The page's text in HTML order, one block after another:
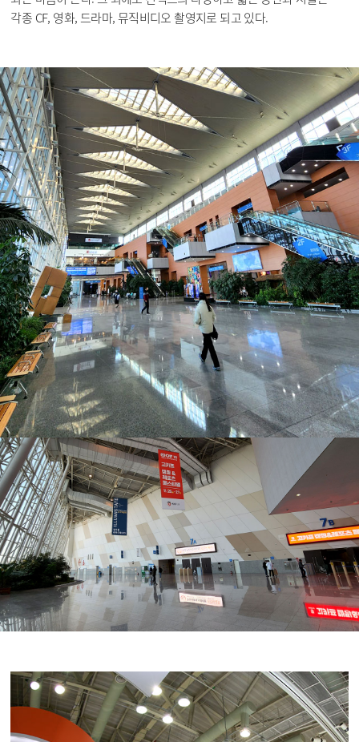
각종 CF, 영화, 드라마, 뮤직비디오 촬영지로 되고 있다.